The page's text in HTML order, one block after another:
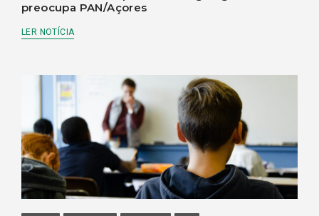
preocupa PAN/Açores
LER NOTÍCIA